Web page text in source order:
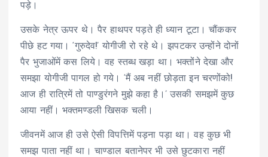
पड़े।
उसके नेत्र ऊपर थे। पैर हाथपर पड़ते ही ध्यान टूटा। चौंककर
पीछे हट गया। ‘गुरुदेव!’ योगीजी रो रहे थे। झपटकर उन्होंने दोनों
पैर भुजाओंमें कस लिये। वह स्तब्ध खड़ा था। भक्तोंने देखा और
समझा योगीजी पागल हो गये। ‘मैं अब नहीं छोड़ता इन चरणोंको!
आज ही रात्रिमें तो पाण्डुरंगने मुझे कहा है।’ उसकी समझमें कुछ
आया नहीं। भक्तमण्डली खिसक चली।
जीवनमें आज ही उसे ऐसी विपत्तिमें पड़ना पड़ा था। वह कुछ भी
समझ पाता नहीं था। चाण्डाल बतानेपर भी उसे छुटकारा नहीं